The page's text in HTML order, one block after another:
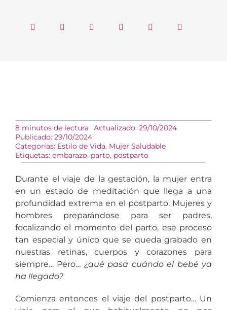
8 minutos de lectura
Actualizado: 29/10/2024
Publicado: 29/10/2024
Categorías: Estilo de Vida, Mujer Saludable
Etiquetas: embarazo, parto, postparto
Durante el viaje de la gestación, la mujer entra
en un estado de meditación que llega a una
profundidad extrema en el postparto. Mujeres y
hombres preparándose para ser padres,
focalizando el momento del parto, ese proceso
tan especial y único que se queda grabado en
nuestras retinas, cuerpos y corazones para
siempre… Pero… ¿qué pasa cuándo el bebé ya
ha llegado?
Comienza entonces el viaje del postparto… Un